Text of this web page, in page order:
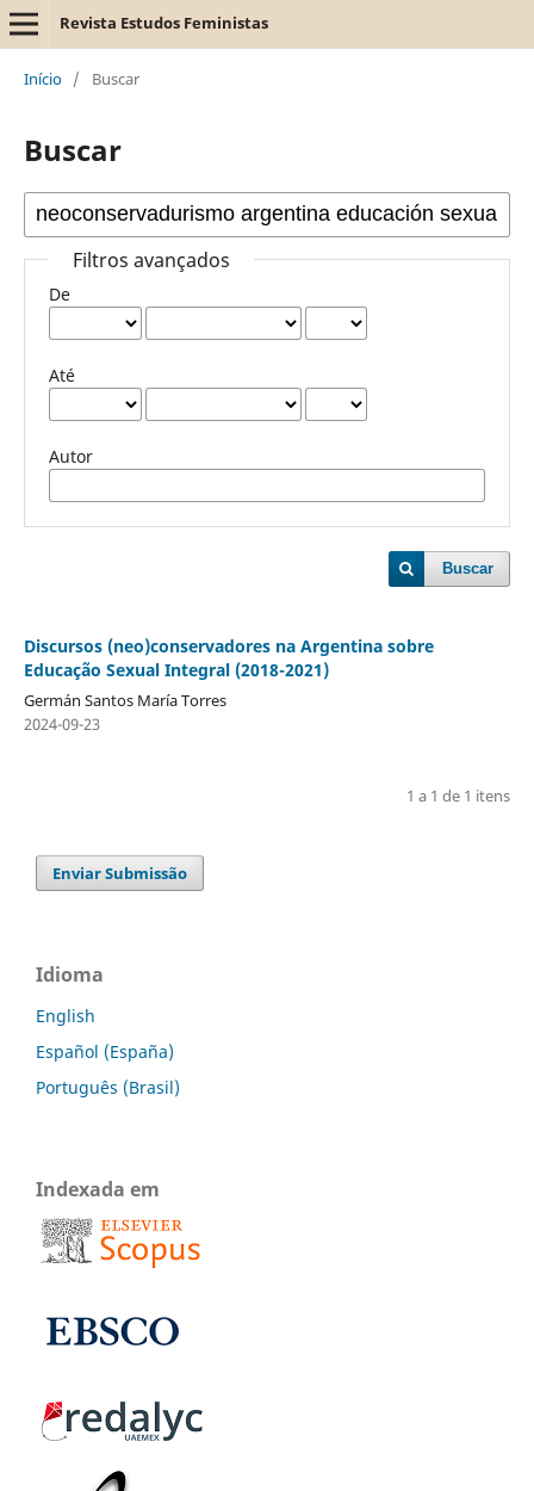
Revista Estudos Feministas
Início / Buscar
Buscar
Filtros avançados
De
Até
Autor
Buscar
Discursos (neo)conservadores na Argentina sobre
Educação Sexual Integral (2018-2021)
Germán Santos María Torres
2024-09-23
1 a 1 de 1 itens
Enviar Submissão
Idioma
English
Español (España)
Português (Brasil)
Indexada em